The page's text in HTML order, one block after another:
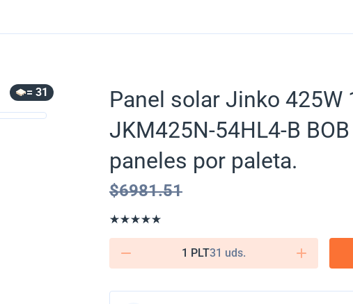
= 31
Panel solar Jinko 425W
JKM425N-54HL4-B
paneles por paleta.
$6981.51
1 PLT31 uds.